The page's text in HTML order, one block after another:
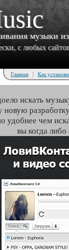
музыки
с любых
Главная | Как
искать
новую
удобнее чем
вы когда либо